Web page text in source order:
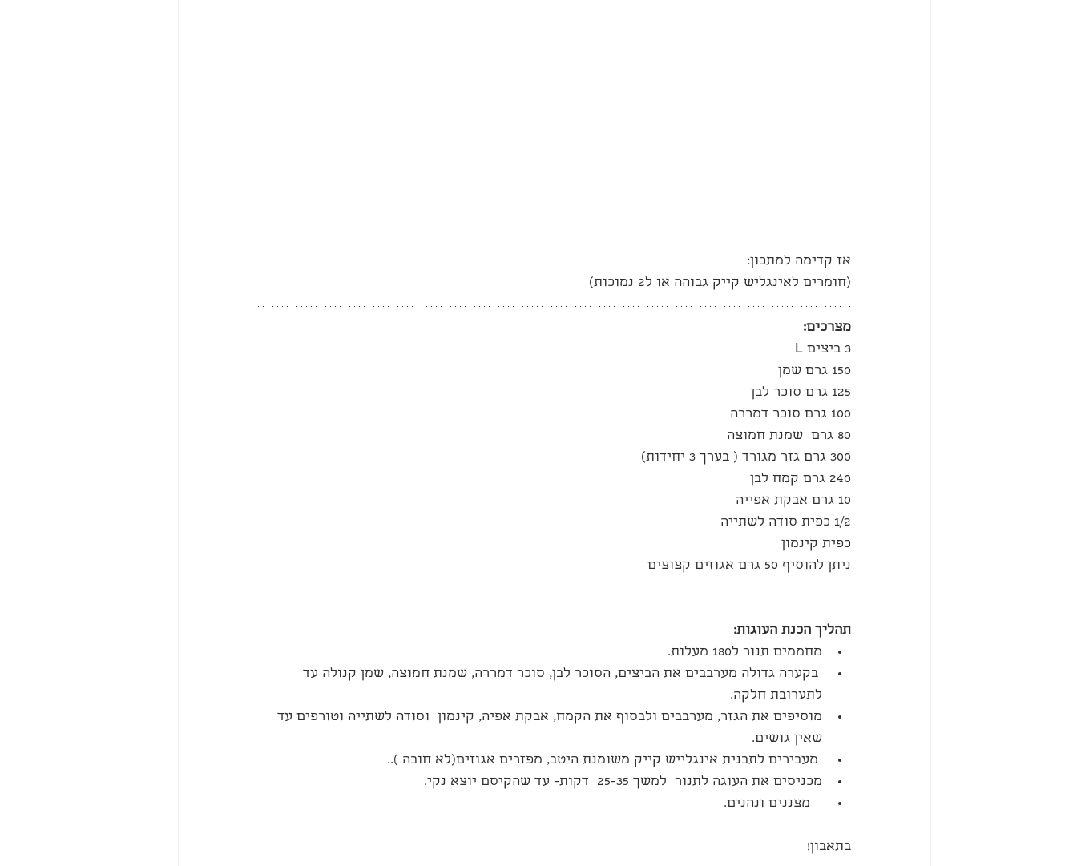
אז קדימה למתכון:
(חומרים לאינגליש קייק גבוהה או ל2 נמוכות)
מצרכים:
3 ביצים L
150 גרם שמן
125 גרם סוכר לבן
100 גרם סוכר דמררה
80 גרם  שמנת חמוצה
300 גרם גזר מגורד ( בערך 3 יחידות)
240 גרם קמח לבן
10 גרם אבקת אפייה
1/2 כפית סודה לשתייה
כפית קינמון
ניתן להוסיף 50 גרם אגוזים קצוצים
תהליך הכנת העוגות:
מחממים תנור ל180 מעלות.
בקערה גדולה מערבבים את הביצים, הסוכר לבן, סוכר דמררה, שמנת חמוצה, שמן קנולה עד
לתערובת חלקה.
מוסיפים את הגזר, מערבבים ולבסוף את הקמח, אבקת אפיה, קינמון  וסודה לשתייה וטורפים עד
שאין גושים.
מעבירים לתבנית אינגלייש קייק משומנת היטב, מפזרים אגוזים(לא חובה )..
מכניסים את העוגה לתנור  למשך 25-35  דקות- עד שהקיסם יוצא נקי.
בתאבון!